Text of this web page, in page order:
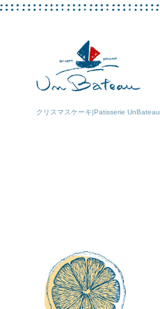
クリスマスケーキ|Patisserie UnBateau